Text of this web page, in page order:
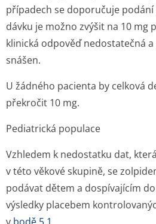
případech se doporučuje podání
dávku je možno zvýšit na 10 mg
klinická odpověď nedostatečná
snášen.
U žádného pacienta by celková
překročit 10 mg.
Pediatrická populace
Vzhledem k nedostatku dat,
v této věkové skupině, se
podávat dětem a dospívajícím
výsledky placebem